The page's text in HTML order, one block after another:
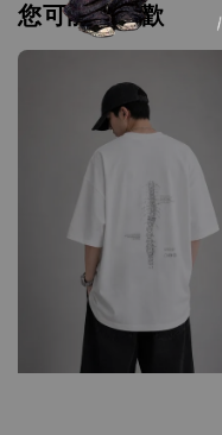
您可能也喜歡